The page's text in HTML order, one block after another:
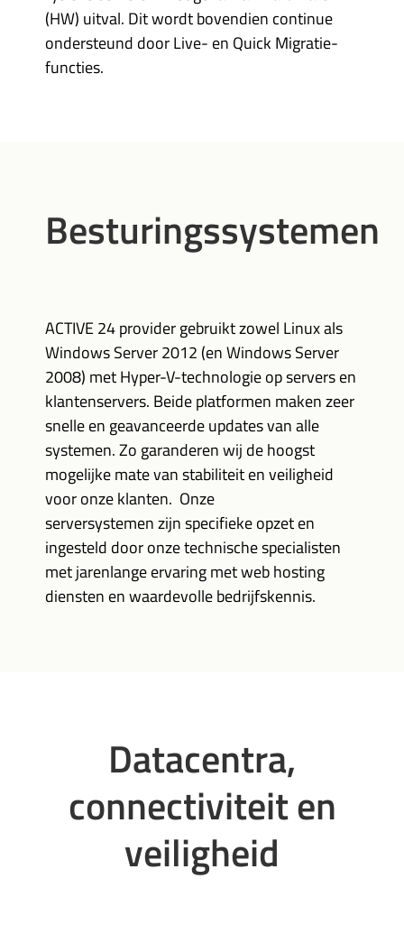
(HW) uitval. Dit wordt bovendien continue
ondersteund door Live- en Quick Migratie-
functies.
Besturingssystemen
ACTIVE 24 provider gebruikt zowel Linux als
Windows Server 2012 (en Windows Server
2008) met Hyper-V-technologie op servers en
klantenservers. Beide platformen maken zeer
snelle en geavanceerde updates van alle
systemen. Zo garanderen wij de hoogst
mogelijke mate van stabiliteit en veiligheid
voor onze klanten. Onze
serversystemen zijn specifieke opzet en
ingesteld door onze technische specialisten
met jarenlange ervaring met web hosting
diensten en waardevolle bedrijfskennis.
Datacentra,
connectiviteit en
veiligheid